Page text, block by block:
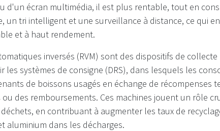
d'un écran multimédia, il est plus rentable, tout en
un tri intelligent et une surveillance à distance, ce qui
et à haut rendement.
inversés (RVM) sont des dispositifs de
les systèmes de consigne (DRS), dans lesquels les
de boissons usagés en échange de récompenses
ou des remboursements. Ces machines jouent un rôle
en contribuant à augmenter les taux de
aluminium dans les décharges.